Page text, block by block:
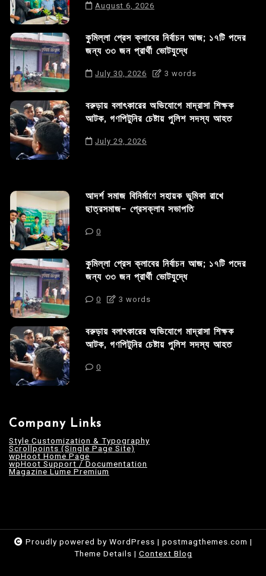
August 6, 2026
কুমিল্লা প্রেস ক্লাবের নির্বাচন আজ; ১৭টি পদের
জন্য ৩৩ জন প্রার্থী ভোটযুদ্ধে
July 30, 2026 3 words
বরুড়ায় বলাৎকারের অভিযোগে মাদ্রাসা শিক্ষক
আটক, গণপিটুনির চেষ্টায় পুলিশ সদস্য আহত
July 29, 2026
আদর্শ সমাজ বিনির্মাণে সহায়ক ভুমিকা রাখে
ছাত্রসমাজ- প্রেসক্লাব সভাপতি
0
কুমিল্লা প্রেস ক্লাবের নির্বাচন আজ; ১৭টি পদের
জন্য ৩৩ জন প্রার্থী ভোটযুদ্ধে
0 3 words
বরুড়ায় বলাৎকারের অভিযোগে মাদ্রাসা শিক্ষক
আটক, গণপিটুনির চেষ্টায় পুলিশ সদস্য আহত
0
Company Links
Style Customization & Typography
Scrollpoints (Single Page Site)
wpHoot Home Page
wpHoot Support / Documentation
Magazine Lume Premium
Proudly powered by WordPress | postmagthemes.com |
Theme Details | Context Blog